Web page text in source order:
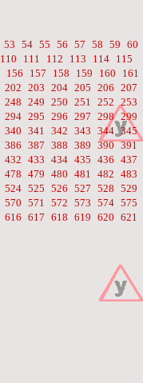
53 54 55 56 57 58 59 60
110 111 112 113 114 115
156 157 158 159 160
161
202 203 204 205 206 207
248 249 250 251 252 253
294 295 296 297 298 299
340 341 342 343 344 345
386 387 388 389 390 391
432 433 434 435 436 437
478 479 480 481 482 483
524 525 526 527 528 529
570 571 572 573 574 575
616 617 618 619 620 621